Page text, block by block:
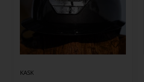
KASK